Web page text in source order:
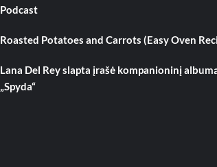
Podcast
Roasted Potatoes and Carrots (Easy Oven
Lana Del Rey slapta įrašė kompanioninį
„Spyda“